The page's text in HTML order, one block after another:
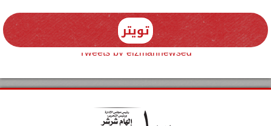
تويتر
Tweets by elzmannewseg